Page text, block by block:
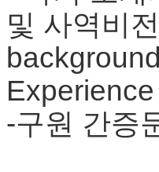
구
입
발
부
치
및 사역비
-구원 간증